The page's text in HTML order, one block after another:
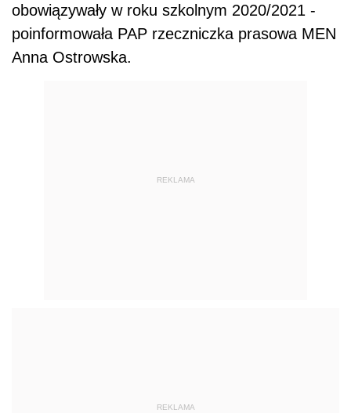
obowiązywały w roku szkolnym 2020/2021 -
poinformowała PAP rzeczniczka prasowa MEN
Anna Ostrowska.
REKLAMA
REKLAMA